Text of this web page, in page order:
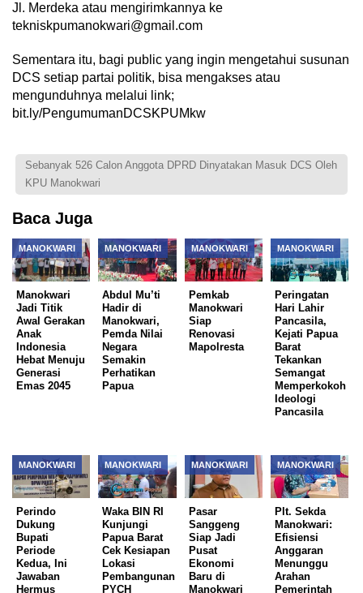
Jl. Merdeka atau mengirimkannya ke
tekniskpumanokwari@gmail.com
Sementara itu, bagi public yang ingin mengetahui susunan
DCS setiap partai politik, bisa mengakses atau
mengunduhnya melalui link;
bit.ly/PengumumanDCSKPUMkw
Sebanyak 526 Calon Anggota DPRD Dinyatakan Masuk DCS Oleh
KPU Manokwari
Baca Juga
MANOKWARI
Manokwari
Jadi Titik
Awal Gerakan
Anak
Indonesia
Hebat Menuju
Generasi
Emas 2045
MANOKWARI
Abdul Mu’ti
Hadir di
Manokwari,
Pemda Nilai
Negara
Semakin
Perhatikan
Papua
MANOKWARI
Pemkab
Manokwari
Siap
Renovasi
Mapolresta
MANOKWARI
Peringatan
Hari Lahir
Pancasila,
Kejati Papua
Barat
Tekankan
Semangat
Memperkokoh
Ideologi
Pancasila
MANOKWARI
Perindo
Dukung
Bupati
Periode
Kedua, Ini
Jawaban
Hermus
MANOKWARI
Waka BIN RI
Kunjungi
Papua Barat
Cek Kesiapan
Lokasi
Pembangunan
PYCH
MANOKWARI
Pasar
Sanggeng
Siap Jadi
Pusat
Ekonomi
Baru di
Manokwari
MANOKWARI
Plt. Sekda
Manokwari:
Efisiensi
Anggaran
Menunggu
Arahan
Pemerintah